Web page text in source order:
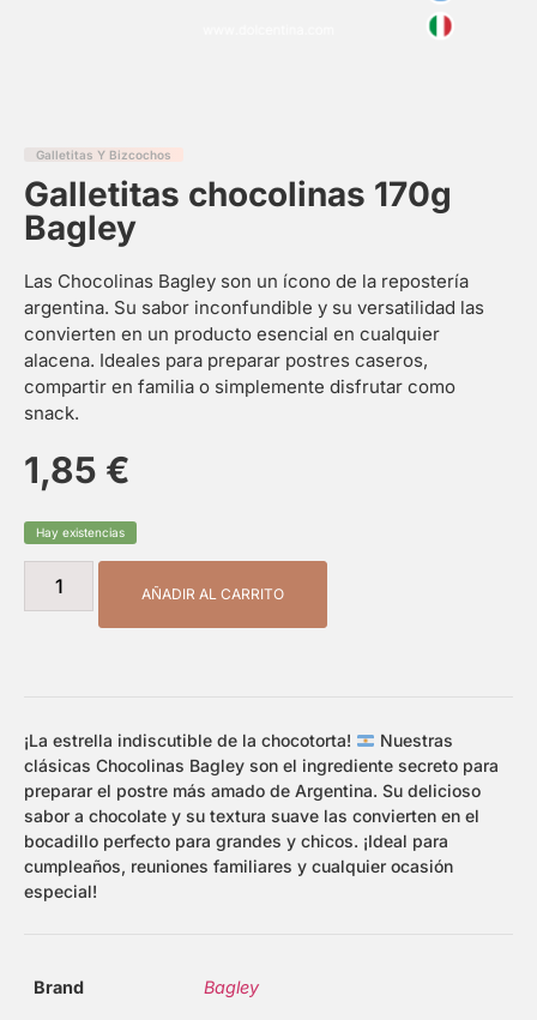
Galletitas Y Bizcochos
Galletitas chocolinas 170g
Bagley
Las Chocolinas Bagley son un ícono de la repostería
argentina. Su sabor inconfundible y su versatilidad las
convierten en un producto esencial en cualquier
alacena. Ideales para preparar postres caseros,
compartir en familia o simplemente disfrutar como
snack.
1,85 €
Hay existencias
AÑADIR AL CARRITO
¡La estrella indiscutible de la chocotorta!
Nuestras
clásicas Chocolinas Bagley son el ingrediente secreto para
preparar el postre más amado de Argentina. Su delicioso
sabor a chocolate y su textura suave las convierten en el
bocadillo perfecto para grandes y chicos. ¡Ideal para
cumpleaños, reuniones familiares y cualquier ocasión
especial!
Brand Bagley